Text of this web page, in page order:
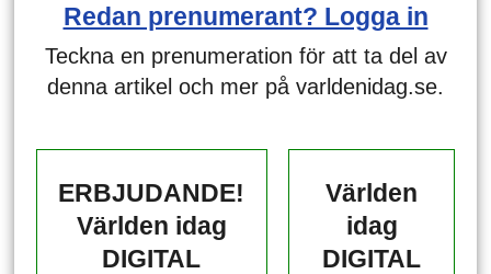
Redan prenumerant? Logga in
Teckna en prenumeration för att ta del av
denna artikel och mer på varldenidag.se.
ERBJUDANDE!
Världen idag
DIGITAL
Världen
idag
DIGITAL